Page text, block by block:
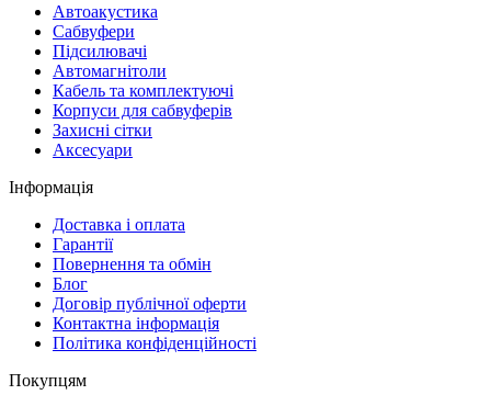
Автоакустика
Cабвуфери
Підсилювачі
Автомагнітоли
Кабель та комплектуючі
Корпуси для сабвуферів
Захисні сітки
Аксесуари
Інформація
Доставка і оплата
Гарантії
Повернення та обмін
Блог
Договір публічної оферти
Контактна інформація
Політика конфіденційності
Покупцям